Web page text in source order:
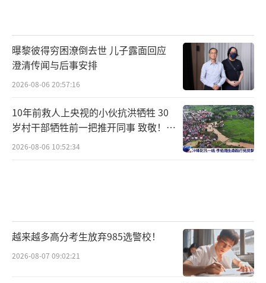
曝黎彼得穷困潦倒去世 儿子露面回应
澄清传闻与后事安排
2026-08-06 20:57:16
10年前救人上央视的小伙抗洪牺牲 30
岁村干部牺牲前一把推开同事 致敬！送
别！
2026-08-06 10:52:34
越来越多高分考生放弃985选警校！
2026-08-07 09:02:21